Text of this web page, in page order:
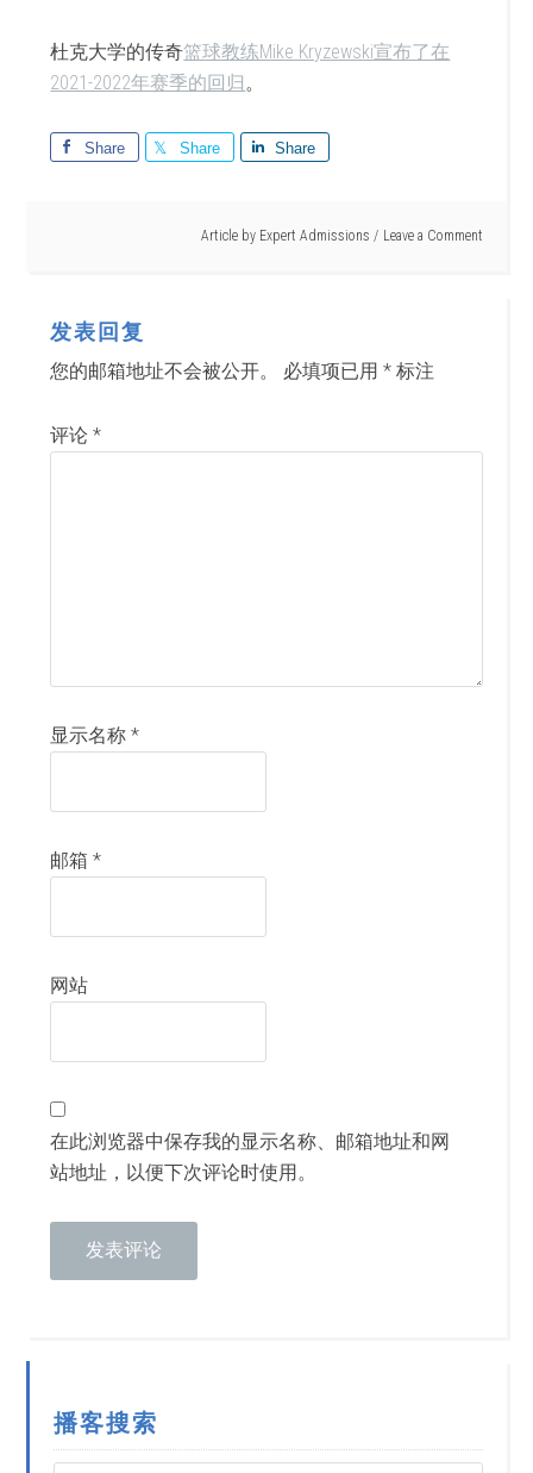
杜克大学的传奇篮球教练Mike Kryzewski宣布了在
2021-2022年赛季的回归。
Share Share Share
Article by Expert Admissions Leave a Comment
发表回复
您的邮箱地址不会被公开。 必填项已用* 标注
评论*
显示名称*
邮箱*
网站
在此浏览器中保存我的显示名称、邮箱地址和网
站地址，以便下次评论时使用。
播客搜索